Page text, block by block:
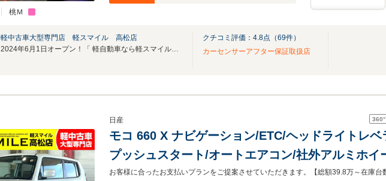
桃Ｍ
軽中古車大型専門店 軽スマイル 高松店
2024年6月1日オープン！「 軽自動車なら軽スマイル高松」が2周年を迎えました！！
クチコミ評価： 4.8点（69件）
カーセンサーアフター保証取扱店
360°
日産
モコ 660 X ナビゲーション/ETC/ヘッドライトレ
プッシュスタート/オートエアコン/社外アルミホイ
チシート/ウィンカーミラー/フロアマット